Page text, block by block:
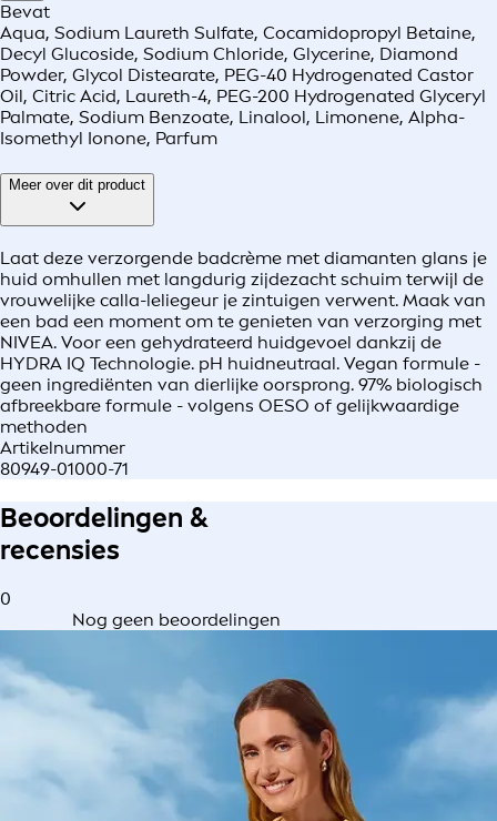
Bevat
Aqua, Sodium Laureth Sulfate, Cocamidopropyl Betaine,
Decyl Glucoside, Sodium Chloride, Glycerine, Diamond
Powder, Glycol Distearate, PEG-40 Hydrogenated Castor
Oil, Citric Acid, Laureth-4, PEG-200 Hydrogenated Glyceryl
Palmate, Sodium Benzoate, Linalool, Limonene, Alpha-
Isomethyl Ionone, Parfum
Meer over dit product
Laat deze verzorgende badcrème met diamanten glans je
huid omhullen met langdurig zijdezacht schuim terwijl de
vrouwelijke calla-leliegeur je zintuigen verwent. Maak van
een bad een moment om te genieten van verzorging met
NIVEA. Voor een gehydrateerd huidgevoel dankzij de
HYDRA IQ Technologie. pH huidneutraal. Vegan formule -
geen ingrediënten van dierlijke oorsprong. 97% biologisch
afbreekbare formule - volgens OESO of gelijkwaardige
methoden
Artikelnummer
80949-01000-71
Beoordelingen &
recensies
0
Nog geen beoordelingen